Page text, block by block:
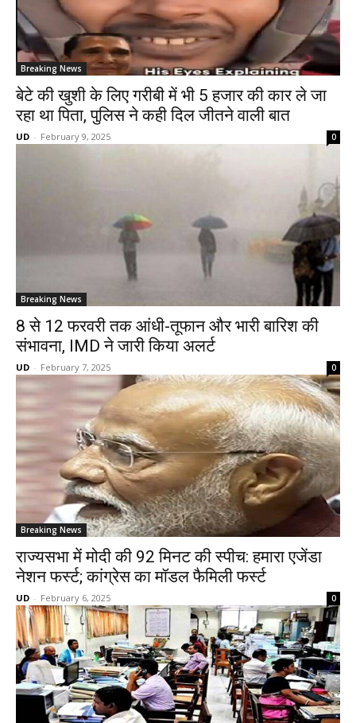
Breaking News
बेटे की खुशी के लिए गरीबी में भी ₹5 हजार की कार ले जा
रहा था पिता, पुलिस ने कही दिल जीतने वाली बात
UD - February 9, 2025 0
Breaking News
8 से 12 फरवरी तक आंधी-तूफान और भारी बारिश की
संभावना, IMD ने जारी किया अलर्ट
UD - February 7, 2025 0
Breaking News
राज्यसभा में मोदी की 92 मिनट की स्पीच: हमारा एजेंडा
नेशन फर्स्ट; कांग्रेस का मॉडल फैमिली फर्स्ट
UD - February 6, 2025 0